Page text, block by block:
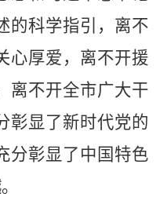
的科学指引，离不
心厚爱，离不开援
离不开全市广大干
彰显了新时代党的
分彰显了中国特色